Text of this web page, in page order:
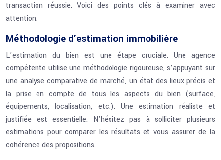
transaction réussie. Voici des points clés à examiner avec
attention.
Méthodologie d’estimation immobilière
L’estimation du bien est une étape cruciale. Une agence
compétente utilise une méthodologie rigoureuse, s’appuyant sur
une analyse comparative de marché, un état des lieux précis et
la prise en compte de tous les aspects du bien (surface,
équipements, localisation, etc.). Une estimation réaliste et
justifiée est essentielle. N’hésitez pas à solliciter plusieurs
estimations pour comparer les résultats et vous assurer de la
cohérence des propositions.